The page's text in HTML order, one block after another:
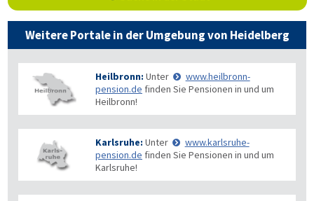
Weitere Portale in der Umgebung von Heidelberg
Heilbronn: Unter
www.heilbronn-
pension.de finden Sie Pensionen in und um
Heilbronn!
Karlsruhe: Unter
www.karlsruhe-
pension.de finden Sie Pensionen in und um
Karlsruhe!